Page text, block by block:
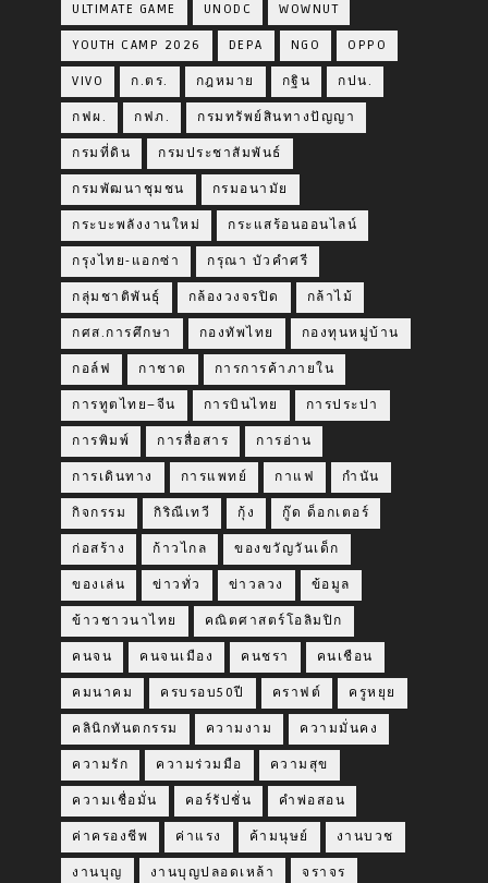
ULTIMATE GAME UNODC WOWNUT
YOUTH CAMP 2026 DEPA NGO OPPO
VIVO ก.ตร. กฎหมาย กฐิน กปน.
กฟผ. กฟภ. กรมทรัพย์สินทางปัญญา
กรมที่ดิน กรมประชาสัมพันธ์
กรมพัฒนาชุมชน กรมอนามัย
กระบะพลังงานใหม่ กระแสร้อนออนไลน์
กรุงไทย-แอกซ่า กรุณา บัวคำศรี
กลุ่มชาติพันธุ์ กล้องวงจรปิด กล้าไม้
กศส.การศึกษา กองทัพไทย กองทุนหมู่บ้าน
กอล์ฟ กาชาด การการค้าภายใน
การทูตไทย–จีน การบินไทย การประปา
การพิมพ์ การสื่อสาร การอ่าน
การเดินทาง การแพทย์ กาแฟ กำนัน
กิจกรรม กิริณีเทวี กุ้ง กู๊ด ด็อกเตอร์
ก่อสร้าง ก้าวไกล ของขวัญวันเด็ก
ของเล่น ข่าวทั่ว ข่าวลวง ข้อมูล
ข้าวชาวนาไทย คณิตศาสตร์โอลิมปิก
คนจน คนจนเมือง คนชรา คนเชือน
คมนาคม ครบรอบ50ปี คราฟต์ ครูหยุย
คลินิกทันตกรรม ความงาม ความมั่นคง
ความรัก ความร่วมมือ ความสุข
ความเชื่อมั่น คอร์รัปชั่น คำพ่อสอน
ค่าครองชีพ ค่าแรง ค้ามนุษย์ งานบวช
งานบุญ งานบุญปลอดเหล้า จราจร